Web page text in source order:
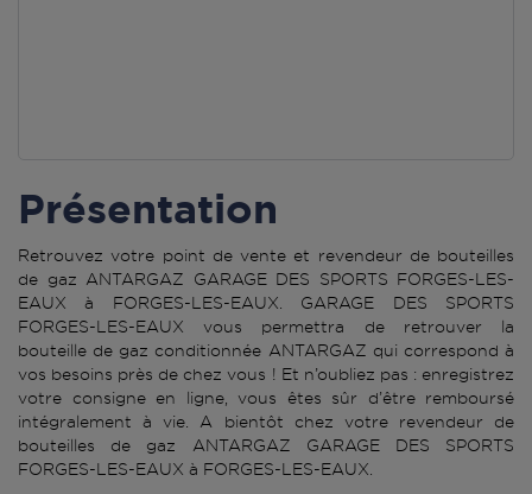
Présentation
Retrouvez votre point de vente et revendeur de bouteilles
de gaz ANTARGAZ GARAGE DES SPORTS FORGES-LES-
EAUX à FORGES-LES-EAUX. GARAGE DES SPORTS
FORGES-LES-EAUX vous permettra de retrouver la
bouteille de gaz conditionnée ANTARGAZ qui correspond à
vos besoins près de chez vous ! Et n’oubliez pas : enregistrez
votre consigne en ligne, vous êtes sûr d’être remboursé
intégralement à vie. A bientôt chez votre revendeur de
bouteilles de gaz ANTARGAZ GARAGE DES SPORTS
FORGES-LES-EAUX à FORGES-LES-EAUX.